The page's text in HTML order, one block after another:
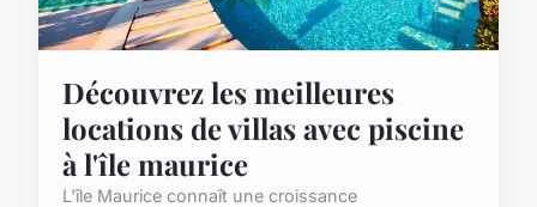
Découvrez les meilleures
locations de villas avec piscine
à l'île maurice
L'île Maurice connaît une croissance